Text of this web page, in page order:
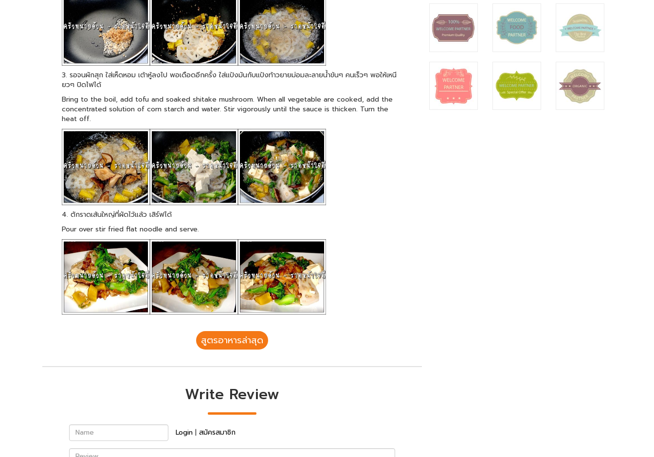
3. รอจนผักสุก ใส่เห็ดหอม เต้าหู้ลงไป พอเดือดอีกครั้ง ใส่แป้งมันกับแป้งท้าวยายม่อมละลายน้ำข้นๆ คนเร็วๆ พอให้เหนี
ยวๆ ปิดไฟได้
Bring to the boil, add tofu and soaked shitake mushroom. When all vegetable are cooked, add the
concentrated solution of corn starch and water. Stir vigorously until the sauce is thicken. Turn the
heat off.
4. ตักราดเส้นใหญ่ที่ผัดไว้แล้ว เสิร์ฟได้
Pour over stir fried flat noodle and serve.
สูตรอาหารล่าสุด
Write Review
Name Login | สมัครสมาชิก
Review